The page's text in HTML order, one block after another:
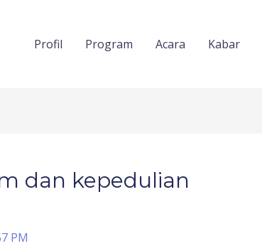
Profil Program Acara Kabar
dan kepedulian
PM